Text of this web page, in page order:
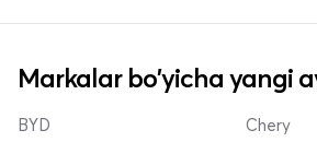
Markalar bo'yicha yangi
BYD Chery